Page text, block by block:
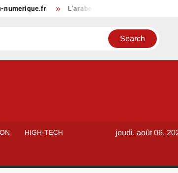
L’arabe facile fr pour débutants :
HIGH-TECH jeudi, août 06,